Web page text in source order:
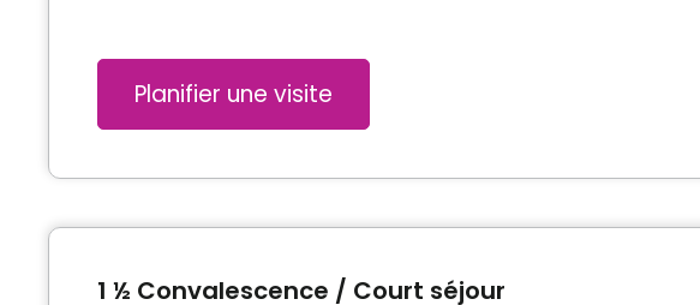
Planifier une visite
1 ½ Convalescence / Court séjour